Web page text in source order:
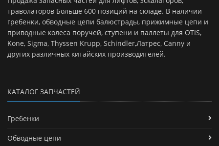
траволаторов Больше 600 позиций на складе. В наличии
гребенки, обводные цепи балюстрады, прижимные цепи и
приводные колеса поручей, ступени и паллеты для OTIS,
Kone, Sigma, Thyssen Krupp, Schindler,Латрес, Canny и
других различных китайских производителей.
КАТАЛОГ ЗАПЧАСТЕЙ
Гребенки
Обводные цепи